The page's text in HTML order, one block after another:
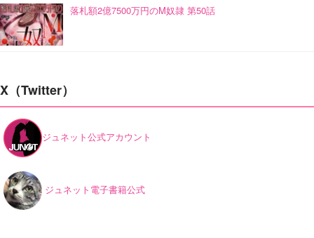
落札額2億7500万円のM奴隷 第50話
X（Twitter）
ジュネット公式アカウント
ジュネット電子書籍公式